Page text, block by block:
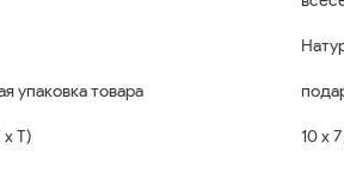
упаковка товара
Т) 10 x